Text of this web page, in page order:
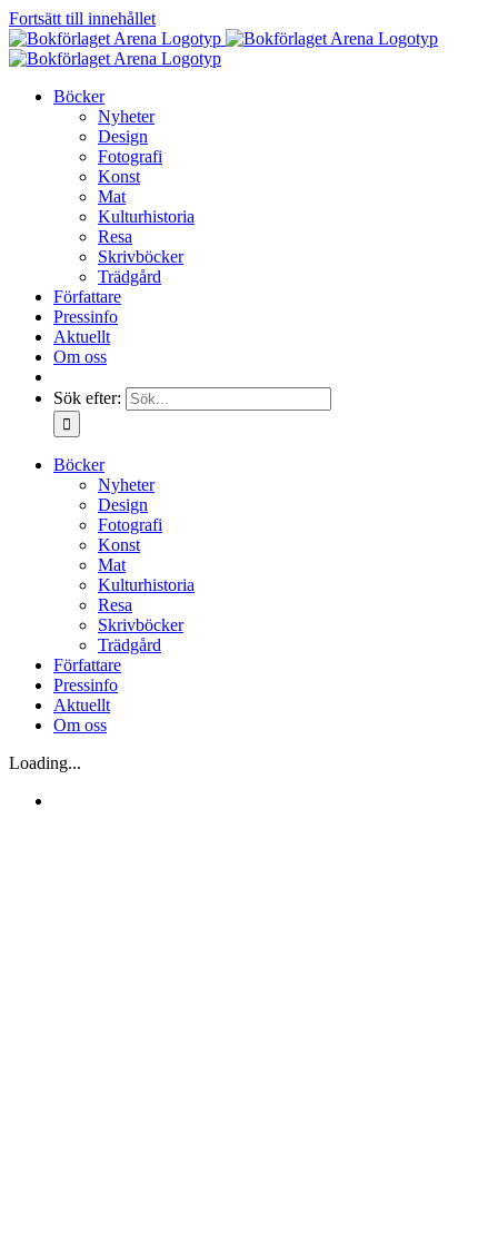
Fortsätt till innehållet
Böcker
Nyheter
Design
Fotografi
Konst
Mat
Kulturhistoria
Resa
Skrivböcker
Trädgård
Författare
Pressinfo
Aktuellt
Om oss
Sök efter:
Böcker
Nyheter
Design
Fotografi
Konst
Mat
Kulturhistoria
Resa
Skrivböcker
Trädgård
Författare
Pressinfo
Aktuellt
Om oss
Loading...